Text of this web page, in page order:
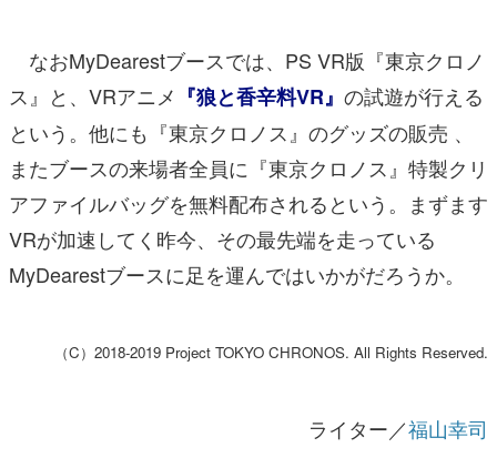
なおMyDearestブースでは、PS VR版『東京クロノ
ス』と、VRアニメ 『狼と香辛料VR』 の試遊が行える
という。他にも『東京クロノス』のグッズの販売 、
またブースの来場者全員に『東京クロノス』特製クリ
アファイルバッグを無料配布されるという。まずます
VRが加速してく昨今、その最先端を走っている
MyDearestブースに足を運んではいかがだろうか。
（C）2018-2019 Project TOKYO CHRONOS. All Rights Reserved.
ライター／福山幸司